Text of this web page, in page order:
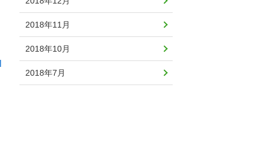
2018年11月
2018年10月
2018年7月